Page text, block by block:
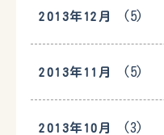
2013年12月 (5)
2013年11月 (5)
2013年10月 (3)